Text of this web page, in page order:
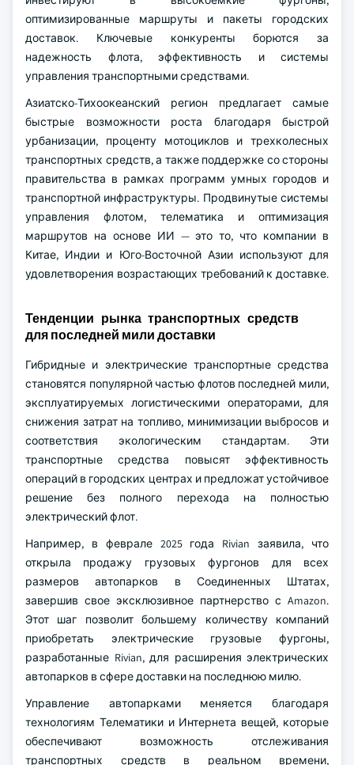
оптимизированные маршруты и пакеты городских
доставок. Ключевые конкуренты борются за
надежность флота, эффективность и системы
управления транспортными средствами.
Азиатско-Тихоокеанский регион предлагает самые
быстрые возможности роста благодаря быстрой
урбанизации, проценту мотоциклов и трехколесных
транспортных средств, а также поддержке со стороны
правительства в рамках программ умных городов и
транспортной инфраструктуры. Продвинутые системы
управления флотом, телематика и оптимизация
маршрутов на основе ИИ — это то, что компании в
Китае, Индии и Юго-Восточной Азии используют для
удовлетворения возрастающих требований к доставке.
Тенденции рынка транспортных средств
для последней мили доставки
Гибридные и электрические транспортные средства
становятся популярной частью флотов последней мили,
эксплуатируемых логистическими операторами, для
снижения затрат на топливо, минимизации выбросов и
соответствия экологическим стандартам. Эти
транспортные средства повысят эффективность
операций в городских центрах и предложат устойчивое
решение без полного перехода на полностью
электрический флот.
Например, в феврале 2025 года Rivian заявила, что
открыла продажу грузовых фургонов для всех
размеров автопарков в Соединенных Штатах,
завершив свое эксклюзивное партнерство с Amazon.
Этот шаг позволит большему количеству компаний
приобретать электрические грузовые фургоны,
разработанные Rivian, для расширения электрических
автопарков в сфере доставки на последнюю милю.
Управление автопарками меняется благодаря
технологиям Телематики и Интернета вещей, которые
обеспечивают возможность отслеживания
транспортных средств в реальном времени,